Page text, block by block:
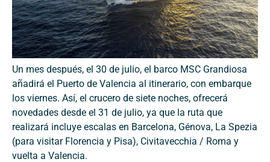
Un mes después, el 30 de julio, el barco MSC Grandiosa
añadirá el Puerto de Valencia al itinerario, con embarque
los viernes. Así, el crucero de siete noches, ofrecerá
novedades desde el 31 de julio, ya que la ruta que
realizará incluye escalas en Barcelona, ​​Génova, La Spezia
(para visitar Florencia y Pisa), Civitavecchia / Roma y
vuelta a Valencia.